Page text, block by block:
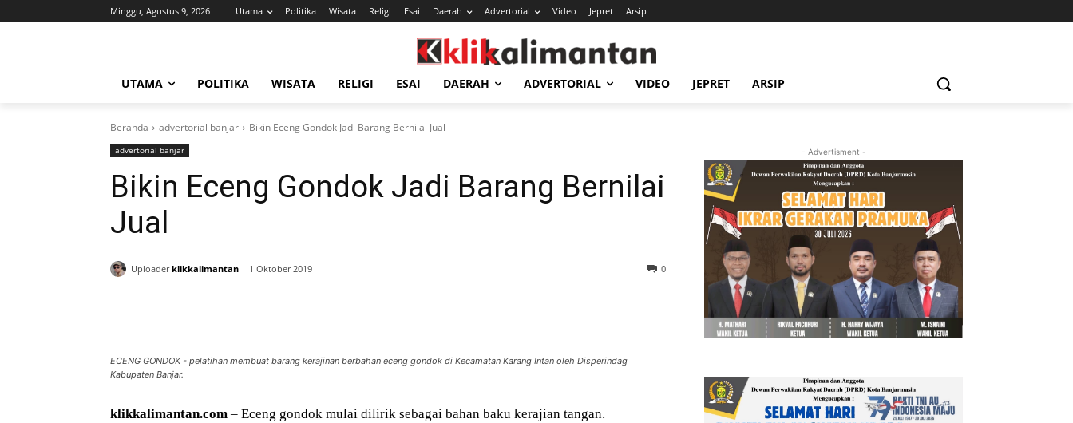
Minggu, Agustus 9, 2026 Utama Politika Wisata Religi Esai Daerah Advertorial Video Jepret Arsip
UTAMA POLITIKA WISATA RELIGI ESAI DAERAH ADVERTORIAL VIDEO JEPRET ARSIP
Beranda advertorial banjar Bikin Eceng Gondok Jadi Barang Bernilai Jual
advertorial banjar
Bikin Eceng Gondok Jadi Barang Bernilai
Jual
Uploader klikkalimantan 1 Oktober 2019 0
ECENG GONDOK - pelatihan membuat barang kerajinan berbahan eceng gondok di Kecamatan Karang Intan oleh Disperindag
Kabupaten Banjar.
klikkalimantan.com – Eceng gondok mulai dilirik sebagai bahan baku kerajian tangan.
- Advertisment -